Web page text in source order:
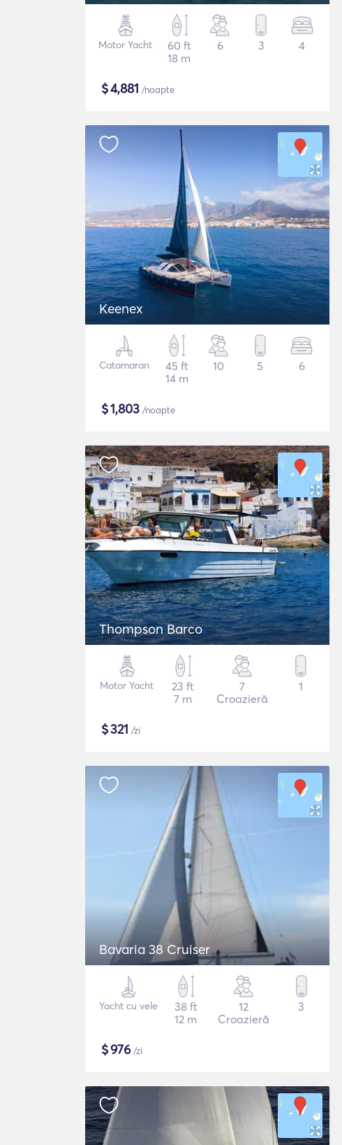
Motor Yacht
60 ft
18 m
6 3 4
$4,881 /noapte
Keenex
Catamaran
45 ft
14 m
10 5 6
$1,803 /noapte
Thompson Barco
Motor Yacht
23 ft
7 m
7
Croazieră
1
$321 /zi
Bavaria 38 Cruiser
Yacht cu vele
38 ft
12 m
12
Croazieră
3
$976/zi